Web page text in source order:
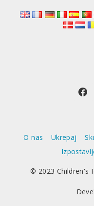
HPV
Z
O nas Ukrepaj
© 2023 Children's